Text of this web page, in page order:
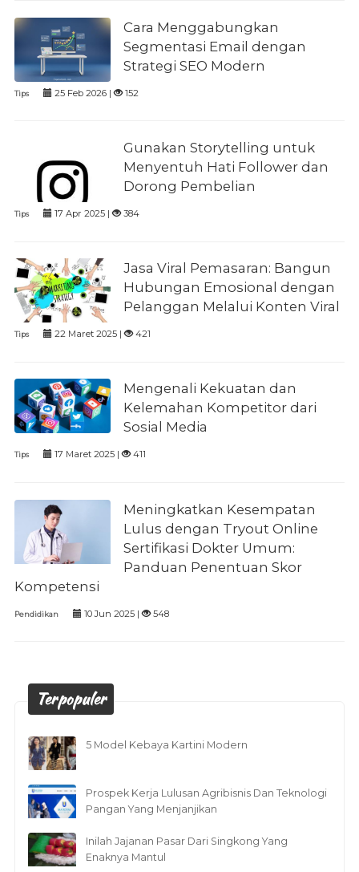
Cara Menggabungkan
Segmentasi Email dengan
Strategi SEO Modern
Tips 25 Feb 2026 | 152
Gunakan Storytelling untuk
Menyentuh Hati Follower dan
Dorong Pembelian
Tips 17 Apr 2025 | 384
Jasa Viral Pemasaran: Bangun
Hubungan Emosional dengan
Pelanggan Melalui Konten Viral
Tips 22 Maret 2025 | 421
Mengenali Kekuatan dan
Kelemahan Kompetitor dari
Sosial Media
Tips 17 Maret 2025 | 411
Meningkatkan Kesempatan
Lulus dengan Tryout Online
Sertifikasi Dokter Umum:
Panduan Penentuan Skor
Kompetensi
Pendidikan 10 Jun 2025 | 548
Terpopuler
5 Model Kebaya Kartini Modern
Prospek Kerja Lulusan Agribisnis Dan Teknologi
Pangan Yang Menjanjikan
Inilah Jajanan Pasar Dari Singkong Yang
Enaknya Mantul